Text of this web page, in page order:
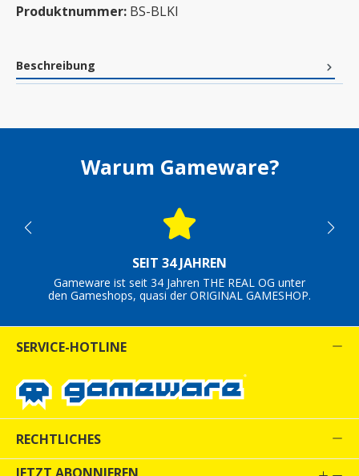
Produktnummer: BS-BLKI
Beschreibung
Warum Gameware?
SEIT 34 JAHREN
Gameware ist seit 34 Jahren THE REAL OG unter
den Gameshops, quasi der ORIGINAL GAMESHOP.
SERVICE-HOTLINE
RECHTLICHES